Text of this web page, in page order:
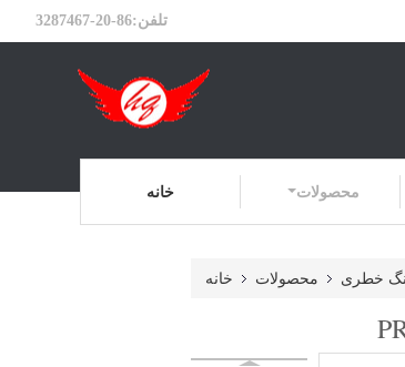
تلفن:86-20-3287467
خانه محصولات
خانه محصولات خطری